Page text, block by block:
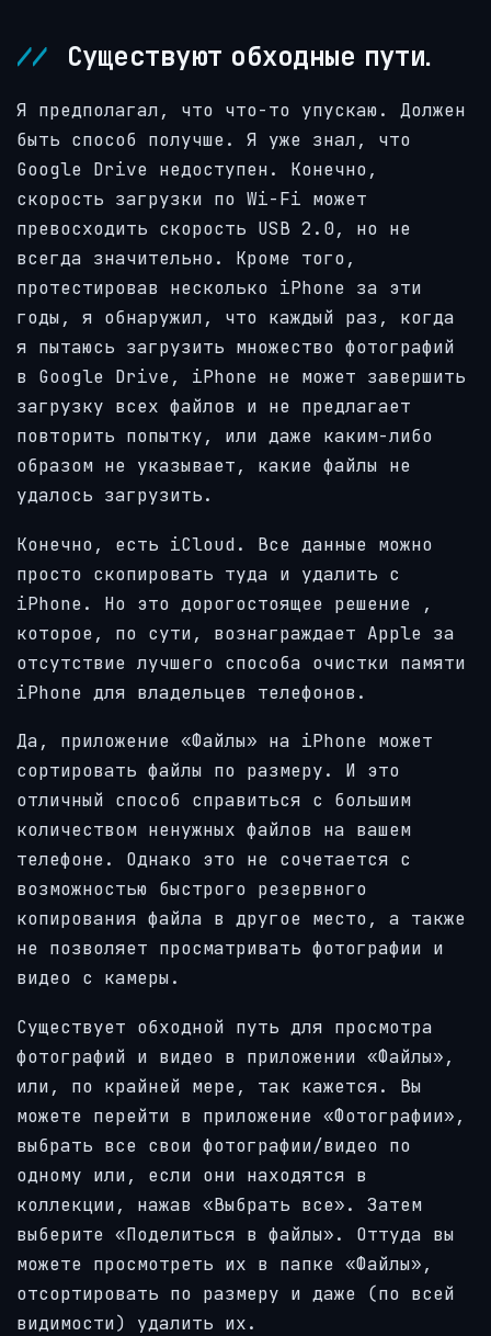
Существуют обходные пути.
Я предполагал, что что-то упускаю. Должен
быть способ получше. Я уже знал, что
Google Drive недоступен. Конечно,
скорость загрузки по Wi-Fi может
превосходить скорость USB 2.0, но не
всегда значительно. Кроме того,
протестировав несколько iPhone за эти
годы, я обнаружил, что каждый раз, когда
я пытаюсь загрузить множество фотографий
в Google Drive, iPhone не может завершить
загрузку всех файлов и не предлагает
повторить попытку, или даже каким-либо
образом не указывает, какие файлы не
удалось загрузить.
Конечно, есть iCloud. Все данные можно
просто скопировать туда и удалить с
iPhone. Но это дорогостоящее решение ,
которое, по сути, вознаграждает Apple за
отсутствие лучшего способа очистки памяти
iPhone для владельцев телефонов.
Да, приложение «Файлы» на iPhone может
сортировать файлы по размеру. И это
отличный способ справиться с большим
количеством ненужных файлов на вашем
телефоне. Однако это не сочетается с
возможностью быстрого резервного
копирования файла в другое место, а также
не позволяет просматривать фотографии и
видео с камеры.
Существует обходной путь для просмотра
фотографий и видео в приложении «Файлы»,
или, по крайней мере, так кажется. Вы
можете перейти в приложение «Фотографии»,
выбрать все свои фотографии/видео по
одному или, если они находятся в
коллекции, нажав «Выбрать все». Затем
выберите «Поделиться в файлы». Оттуда вы
можете просмотреть их в папке «Файлы»,
отсортировать по размеру и даже (по всей
видимости) удалить их.